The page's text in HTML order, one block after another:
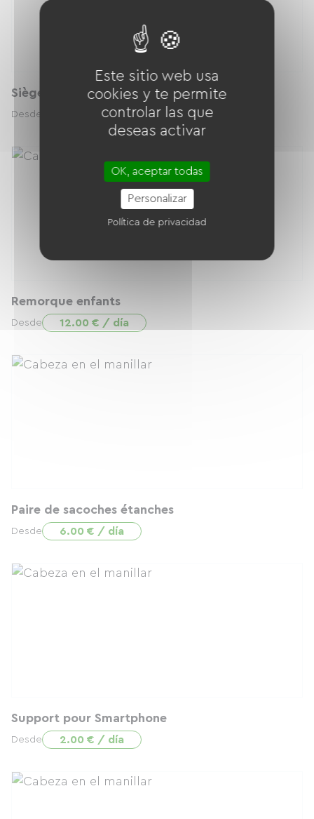
Siège enfant
Desde 5.00 € / día
Remorque enfants
Desde 12.00 € / día
Paire de sacoches étanches
Desde 6.00 € / día
Support pour Smartphone
Desde 2.00 € / día
Este sitio web usa
cookies y te permite
controlar las que
deseas activar
OK, aceptar todas
Personalizar
Política de privacidad